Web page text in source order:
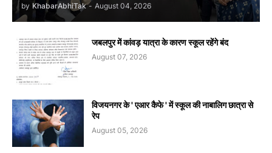
by KhabarAbhiTak - August 04, 2026
जबलपुर में कांवड़ यात्रा के कारण स्कूल रहेंगे बंद
August 07, 2026
विजयनगर के ' एआर कैफे ' में स्कूल की नाबालिग छात्रा से
रेप
August 05, 2026